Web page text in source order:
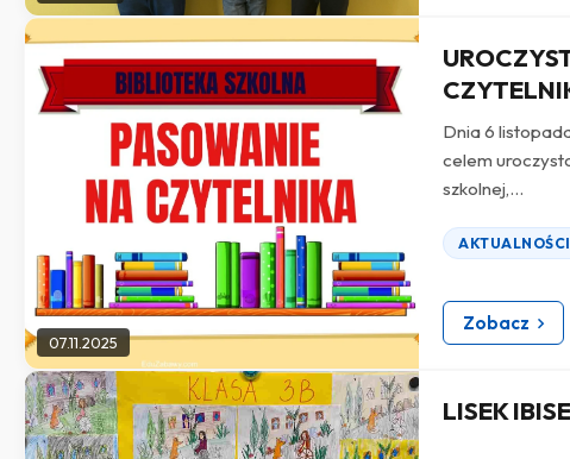
07.11.2025
Dnia 6
celem
szkolnej,...
AKTUALNOŚCI
Zobacz
LISEK